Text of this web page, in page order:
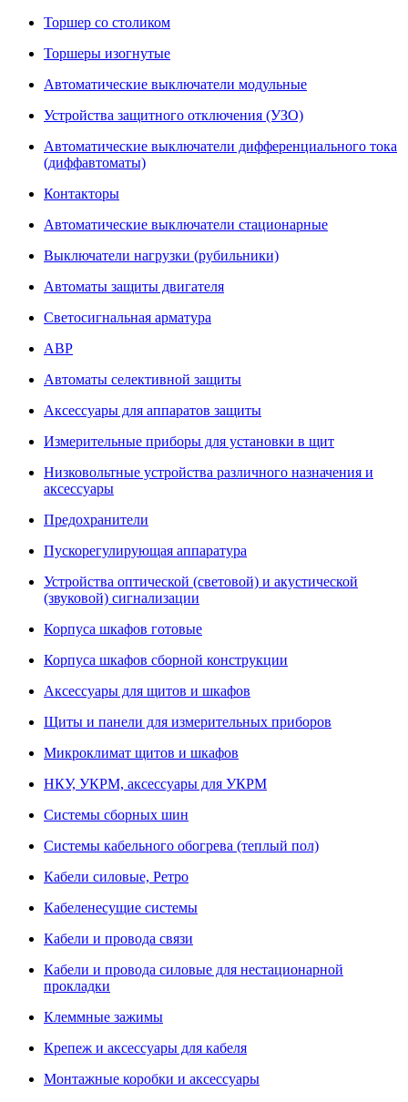
Торшер со столиком
Торшеры изогнутые
Автоматические выключатели модульные
Устройства защитного отключения (УЗО)
Автоматические выключатели дифференциального тока
(диффавтоматы)
Контакторы
Автоматические выключатели стационарные
Выключатели нагрузки (рубильники)
Автоматы защиты двигателя
Светосигнальная арматура
АВР
Автоматы селективной защиты
Аксессуары для аппаратов защиты
Измерительные приборы для установки в щит
Низковольтные устройства различного назначения и
аксессуары
Предохранители
Пускорегулирующая аппаратура
Устройства оптической (световой) и акустической
(звуковой) сигнализации
Корпуса шкафов готовые
Корпуса шкафов сборной конструкции
Аксессуары для щитов и шкафов
Щиты и панели для измерительных приборов
Микроклимат щитов и шкафов
НКУ, УКРМ, аксессуары для УКРМ
Системы сборных шин
Системы кабельного обогрева (теплый пол)
Кабели силовые, Ретро
Кабеленесущие системы
Кабели и провода связи
Кабели и провода силовые для нестационарной
прокладки
Клеммные зажимы
Крепеж и аксессуары для кабеля
Монтажные коробки и аксессуары